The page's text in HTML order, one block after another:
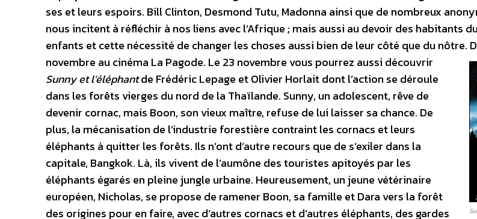
ses et leurs espoirs. Bill Clinton, Desmond Tutu, Madonna ainsi que de nombreux
nous incitent à réfléchir à nos liens avec l’Afrique ; mais aussi au devoir des habitants
enfants et cette nécessité de changer les choses aussi bien de leur côté que du nôtre.
novembre au cinéma La Pagode. Le 23 novembre vous pourrez aussi découvrir
Sunny et l’éléphantde Frédéric Lepage et Olivier Horlait dont l’action se déroule
dans les forêts vierges du nord de la Thaïlande. Sunny, un adolescent, rêve de
devenir cornac, mais Boon, son vieux maître, refuse de lui laisser sa chance. De
plus, la mécanisation de l’industrie forestière contraint les cornacs et leurs
éléphants à quitter les forêts. Ils n’ont d’autre recours que de s’exiler dans la
capitale, Bangkok. Là, ils vivent de l’aumône des touristes apitoyés par les
éléphants égarés en pleine jungle urbaine. Heureusement, un jeune vétérinaire
européen, Nicholas, se propose de ramener Boon, sa famille et Dara vers la forêt
des origines pour en faire, avec d’autres cornacs et d’autres éléphants, des gardes